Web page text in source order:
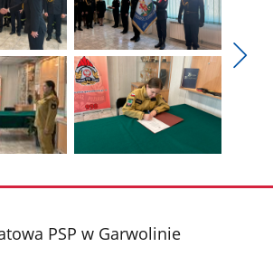
Pokaż
zdjęcie
2
z
zdjęcie
galerii.
PSP w Garwolinie